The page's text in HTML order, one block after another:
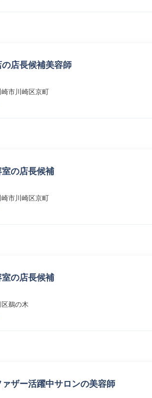
店長候補美容師
市川崎区京町
の店長候補
市川崎区京町
の店長候補
鵜の木
ザー活躍中サロンの美容師